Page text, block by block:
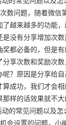
数问题，随着微信
越来越多的功能
没有分享增加次
都必备的，但是
享次数和奖励次
？原因是分享给
成功，我们才会
样的话效果就不大
会设置的问题，小